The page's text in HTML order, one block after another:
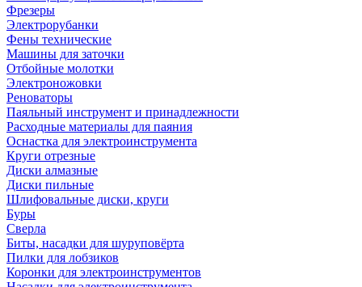
Фрезеры
Электрорубанки
Фены технические
Машины для заточки
Отбойные молотки
Электроножовки
Реноваторы
Паяльный инструмент и принадлежности
Расходные материалы для паяния
Оснастка для электроинструмента
Круги отрезные
Диски алмазные
Диски пильные
Шлифовальные диски, круги
Буры
Сверла
Биты, насадки для шуруповёрта
Пилки для лобзиков
Коронки для электроинструментов